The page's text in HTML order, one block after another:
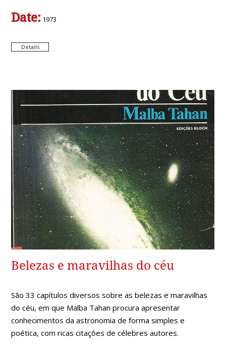
Date: 1973
Details
Belezas e maravilhas do céu
São 33 capítulos diversos sobre as belezas e maravilhas
do céu, em que Malba Tahan procura apresentar
conhecimentos da astronomia de forma simples e
poética, com ricas citações de célebres autores.